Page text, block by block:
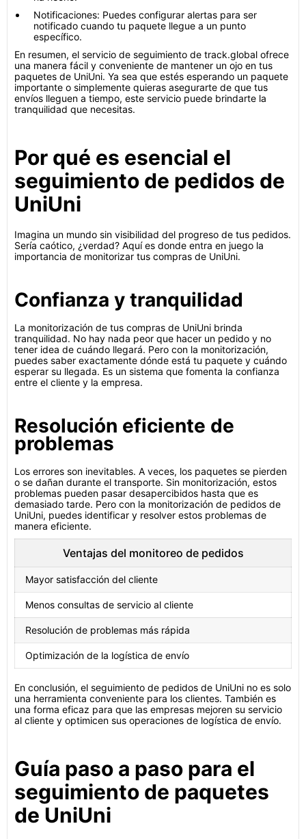
Notificaciones: Puedes configurar alertas para ser
notificado cuando tu paquete llegue a un punto
específico.
En resumen, el servicio de seguimiento de track.global ofrece
una manera fácil y conveniente de mantener un ojo en tus
paquetes de UniUni. Ya sea que estés esperando un paquete
importante o simplemente quieras asegurarte de que tus
envíos lleguen a tiempo, este servicio puede brindarte la
tranquilidad que necesitas.
Por qué es esencial el
seguimiento de pedidos de
UniUni
Imagina un mundo sin visibilidad del progreso de tus pedidos.
Sería caótico, ¿verdad? Aquí es donde entra en juego la
importancia de monitorizar tus compras de UniUni.
Confianza y tranquilidad
La monitorización de tus compras de UniUni brinda
tranquilidad. No hay nada peor que hacer un pedido y no
tener idea de cuándo llegará. Pero con la monitorización,
puedes saber exactamente dónde está tu paquete y cuándo
esperar su llegada. Es un sistema que fomenta la confianza
entre el cliente y la empresa.
Resolución eficiente de
problemas
Los errores son inevitables. A veces, los paquetes se pierden
o se dañan durante el transporte. Sin monitorización, estos
problemas pueden pasar desapercibidos hasta que es
demasiado tarde. Pero con la monitorización de pedidos de
UniUni, puedes identificar y resolver estos problemas de
manera eficiente.
Ventajas del monitoreo de pedidos
Mayor satisfacción del cliente
Menos consultas de servicio al cliente
Resolución de problemas más rápida
Optimización de la logística de envío
En conclusión, el seguimiento de pedidos de UniUni no es solo
una herramienta conveniente para los clientes. También es
una forma eficaz para que las empresas mejoren su servicio
al cliente y optimicen sus operaciones de logística de envío.
Guía paso a paso para el
seguimiento de paquetes
de UniUni